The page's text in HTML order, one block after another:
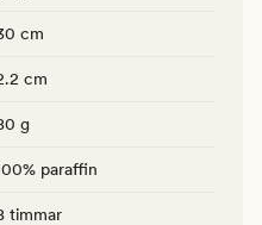
cm
cm
g
paraffin
timmar